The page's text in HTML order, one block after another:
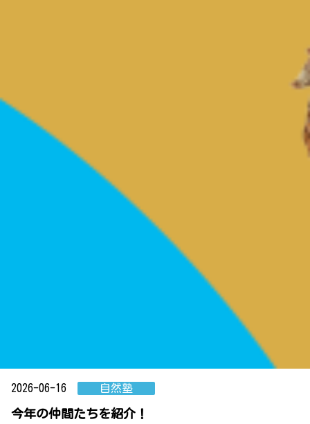
2026-06-16 自然塾
今年の仲間たちを紹介！